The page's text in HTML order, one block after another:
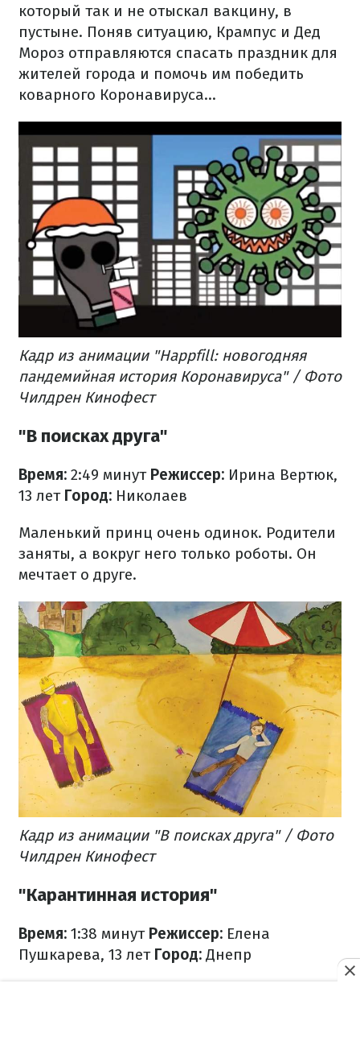
который так и не отыскал вакцину, в
пустыне. Поняв ситуацию, Крампус и Дед
Мороз отправляются спасать праздник для
жителей города и помочь им победить
коварного Коронавируса…
Кадр из анимации "Happfill: новогодняя
пандемийная история Коронавируса" / Фото
Чилдрен Кинофест
"В поисках друга"
Время: 2:49 минут Режиссер: Ирина Вертюк,
13 лет Город: Николаев
Маленький принц очень одинок. Родители
заняты, а вокруг него только роботы. Он
мечтает о друге.
Кадр из анимации "В поисках друга" / Фото
Чилдрен Кинофест
"Карантинная история"
Время: 1:38 минут Режиссер: Елена
Пушкарева, 13 лет Город: Днепр